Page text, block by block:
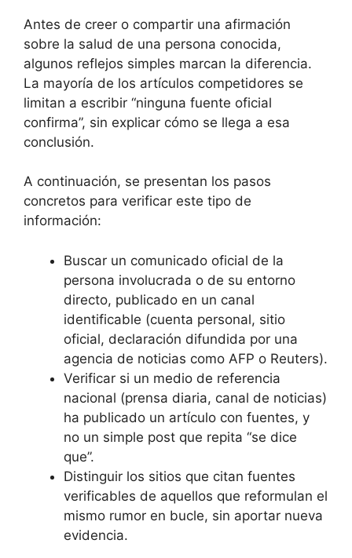
Antes de creer o compartir una afirmación
sobre la salud de una persona conocida,
algunos reflejos simples marcan la diferencia.
La mayoría de los artículos competidores se
limitan a escribir “ninguna fuente oficial
confirma”, sin explicar cómo se llega a esa
conclusión.
A continuación, se presentan los pasos
concretos para verificar este tipo de
información:
Buscar un comunicado oficial de la
persona involucrada o de su entorno
directo, publicado en un canal
identificable (cuenta personal, sitio
oficial, declaración difundida por una
agencia de noticias como AFP o Reuters).
Verificar si un medio de referencia
nacional (prensa diaria, canal de noticias)
ha publicado un artículo con fuentes, y
no un simple post que repita “se dice
que”.
Distinguir los sitios que citan fuentes
verificables de aquellos que reformulan el
mismo rumor en bucle, sin aportar nueva
evidencia.